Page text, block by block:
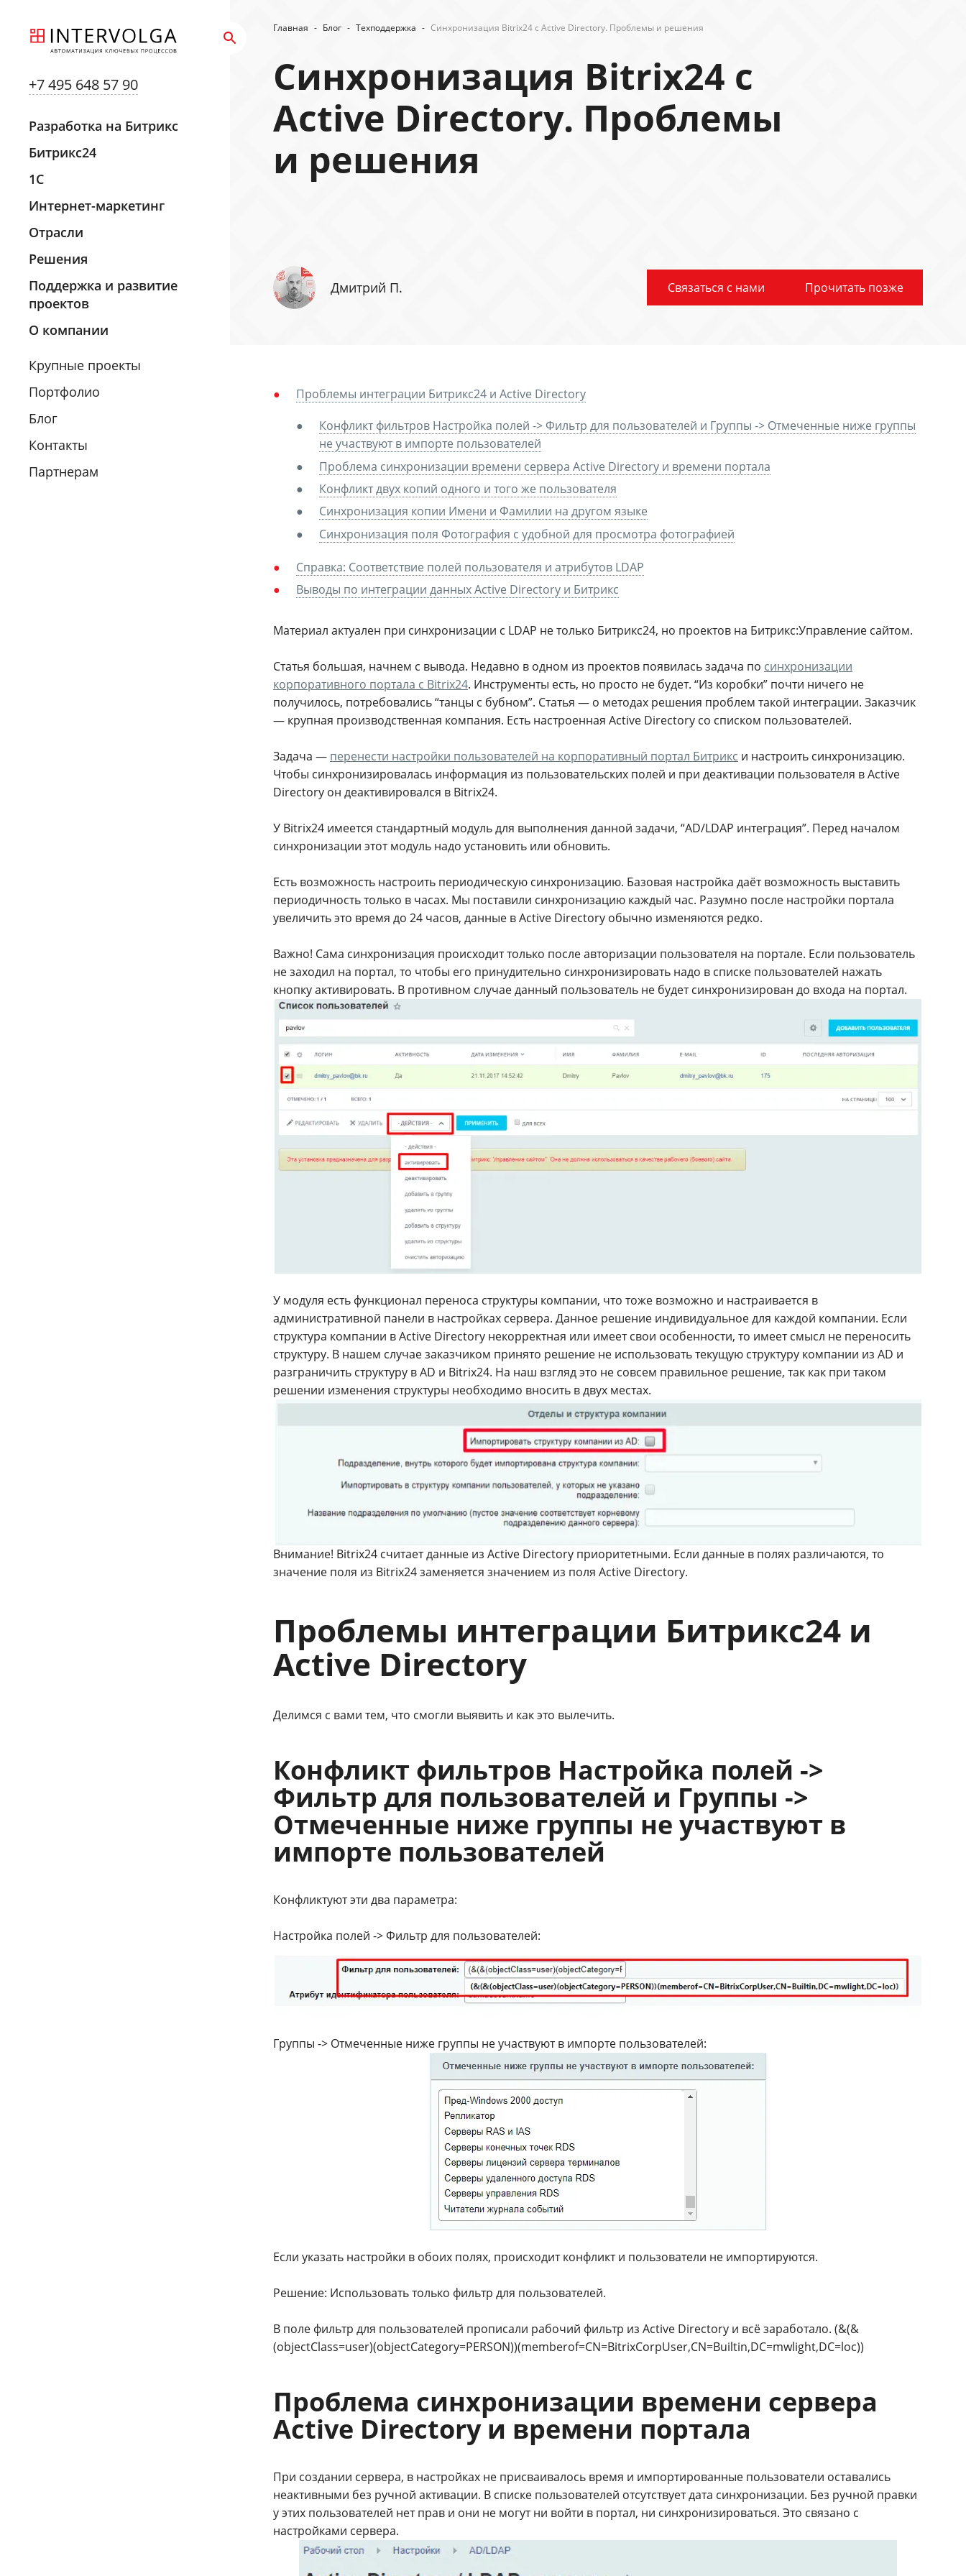
+7 495 648 57 90
Разработка на Битрикс
Битрикс24
1С
Интернет-маркетинг
Отрасли
Решения
Поддержка и развитие
проектов
О компании
Крупные проекты
Портфолио
Блог
Контакты
Партнерам
Главная - Блог - Техподдержка - Синхронизация Bitrix24 с Active Directory. Проблемы и решения
Синхронизация Bitrix24 с
Active Directory. Проблемы
и решения
Дмитрий П. Связаться с нами Прочитать позже
Проблемы интеграции Битрикс24 и Active Directory
Конфликт фильтров Настройка полей -> Фильтр для пользователей и Группы -> Отмеченные ниже группы
не участвуют в импорте пользователей
Проблема синхронизации времени сервера Active Directory и времени портала
Конфликт двух копий одного и того же пользователя
Cинхронизация копии Имени и Фамилии на другом языке
Cинхронизация поля Фотография с удобной для просмотра фотографией
Справка: Соответствие полей пользователя и атрибутов LDAP
Выводы по интеграции данных Active Directory и Битрикс
Материал актуален при синхронизации с LDAP не только Битрикс24, но проектов на Битрикс:Управление сайтом.
Статья большая, начнем с вывода. Недавно в одном из проектов появилась задача по синхронизации
корпоративного портала с Bitrix24. Инструменты есть, но просто не будет. “Из коробки” почти ничего не
получилось, потребовались “танцы с бубном”. Статья — о методах решения проблем такой интеграции. Заказчик
— крупная производственная компания. Есть настроенная Active Directory со списком пользователей.
Задача — перенести настройки пользователей на корпоративный портал Битрикс и настроить синхронизацию.
Чтобы синхронизировалась информация из пользовательских полей и при деактивации пользователя в Active
Directory он деактивировался в Bitrix24.
У Bitrix24 имеется стандартный модуль для выполнения данной задачи, “AD/LDAP интеграция”. Перед началом
синхронизации этот модуль надо установить или обновить.
Есть возможность настроить периодическую синхронизацию. Базовая настройка даёт возможность выставить
периодичность только в часах. Мы поставили синхронизацию каждый час. Разумно после настройки портала
увеличить это время до 24 часов, данные в Active Directory обычно изменяются редко.
Важно! Сама синхронизация происходит только после авторизации пользователя на портале. Если пользователь
не заходил на портал, то чтобы его принудительно синхронизировать надо в списке пользователей нажать
кнопку активировать. В противном случае данный пользователь не будет синхронизирован до входа на портал.
У модуля есть функционал переноса структуры компании, что тоже возможно и настраивается в
административной панели в настройках сервера. Данное решение индивидуальное для каждой компании. Если
структура компании в Active Directory некорректная или имеет свои особенности, то имеет смысл не переносить
структуру. В нашем случае заказчиком принято решение не использовать текущую структуру компании из AD и
разграничить структуру в AD и Bitrix24. На наш взгляд это не совсем правильное решение, так как при таком
решении изменения структуры необходимо вносить в двух местах.
Внимание! Bitrix24 считает данные из Active Directory приоритетными. Если данные в полях различаются, то
значение поля из Bitrix24 заменяется значением из поля Active Directory.
Проблемы интеграции Битрикс24 и
Active Directory
Делимся с вами тем, что смогли выявить и как это вылечить.
Конфликт фильтров Настройка полей ->
Фильтр для пользователей и Группы ->
Отмеченные ниже группы не участвуют в
импорте пользователей
Конфликтуют эти два параметра:
Настройка полей -> Фильтр для пользователей:
Группы -> Отмеченные ниже группы не участвуют в импорте пользователей:
Если указать настройки в обоих полях, происходит конфликт и пользователи не импортируются.
Решение: Использовать только фильтр для пользователей.
В поле фильтр для пользователей прописали рабочий фильтр из Active Directory и всё заработало. (&(&
(objectClass=user)(objectCategory=PERSON))(memberof=CN=BitrixCorpUser,CN=Builtin,DC=mwlight,DC=loc))
Проблема синхронизации времени сервера
Active Directory и времени портала
При создании сервера, в настройках не присваивалось время и импортированные пользователи оставались
неактивными без ручной активации. В списке пользователей отсутствует дата синхронизации. Без ручной правки
у этих пользователей нет прав и они не могут ни войти в портал, ни синхронизироваться. Это связано с
настройками сервера.